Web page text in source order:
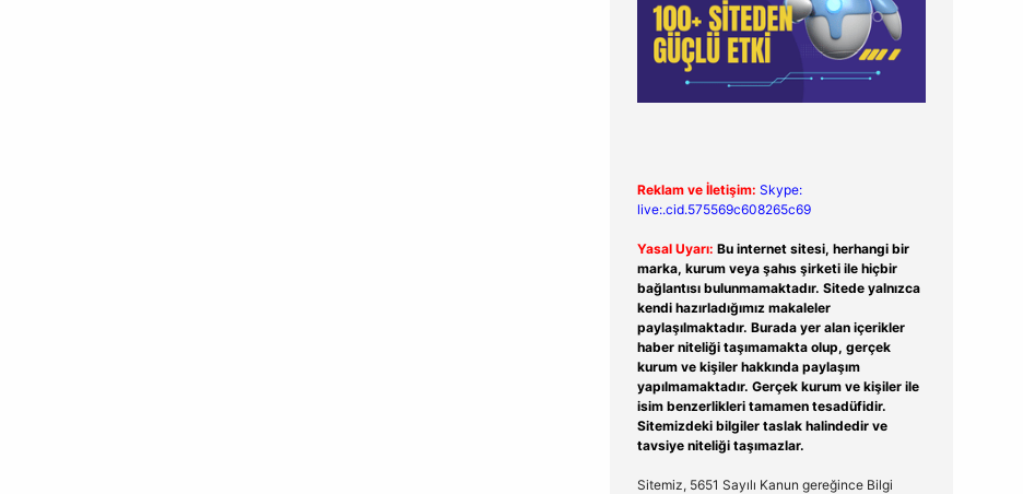
Reklam ve İletişim: Skype:
live:.cid.575569c608265c69
Yasal Uyarı: Bu internet sitesi, herhangi bir
marka, kurum veya şahıs şirketi ile hiçbir
bağlantısı bulunmamaktadır. Sitede yalnızca
kendi hazırladığımız makaleler
paylaşılmaktadır. Burada yer alan içerikler
haber niteliği taşımamakta olup, gerçek
kurum ve kişiler hakkında paylaşım
yapılmamaktadır. Gerçek kurum ve kişiler ile
isim benzerlikleri tamamen tesadüfidir.
Sitemizdeki bilgiler taslak halindedir ve
tavsiye niteliği taşımazlar.
Sitemiz, 5651 Sayılı Kanun gereğince Bilgi